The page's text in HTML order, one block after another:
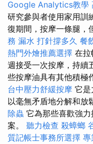
Google Analytics教學
研究參與者使用家用訓
復期間，按摩一條腿，
務 漏水 打針撐多久 餐
熱門外燴推薦選擇 在拉
週接受一次按摩，持續
些按摩油具有其他積極
台中壓力舒緩按摩 它是
以毫無矛盾地分解和放
除蟲 它為那些喜歡強
案。 聽力檢查 殺蟑螂
質記帳士事務所選擇 專